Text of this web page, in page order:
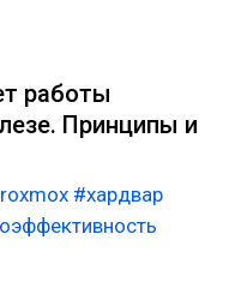
работы
Принципы и
#хардвар